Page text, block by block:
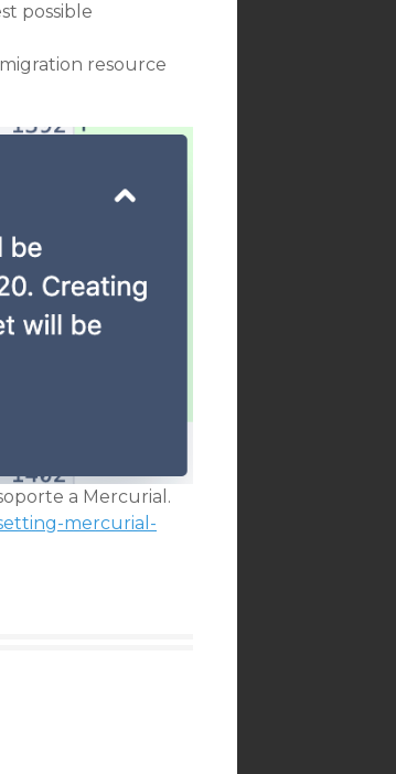
possible
resource
a Mercurial.
mercurial-